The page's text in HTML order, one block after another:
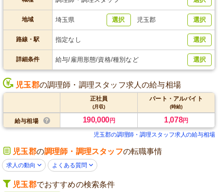
地域 埼玉県 選択 児玉郡 選択
路線・駅 指定なし 選択
詳細条件 給与/雇用形態/資格/種別など 選択
児玉郡の調理師・調理スタッフ求人の給与相場
正社員
(月収)
パート・アルバイト
(時給)
給与相場 190,000円 1,078円
児玉郡の調理師・調理スタッフ求人の給与相場
児玉郡の調理師・調理スタッフの転職事情
求人の動向 よくある質問
児玉郡でおすすめの検索条件